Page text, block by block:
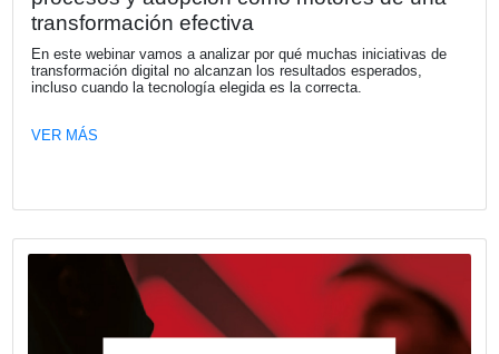
En el marco de la celebración de su 8º Aniversario, la
Innovación y Desarrollo (FIDBAN) celebró el jueves 4 de
1ª Ronda de Inversores en Argentina. El evento,
las instalaciones de FUNIBER en la Ciudad Autónoma
Aires, reunió a una selecta comitiva de autoridades,
tecnológica del país.